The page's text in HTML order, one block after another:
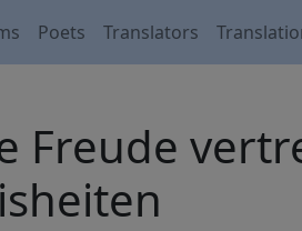
Poets Translators
Freude